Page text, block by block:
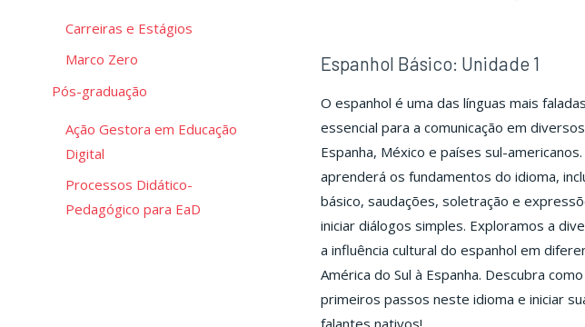
Espanhol Básico: Unidade 1
O espanhol é uma das línguas mais
essencial para a comunicação em
Espanha, México e países sul-
aprenderá os fundamentos do idioma,
básico, saudações, soletração e
iniciar diálogos simples. Exploramos a
a influência cultural do espanhol em
América do Sul à Espanha. Descubra
primeiros passos neste idioma e iniciar
falantes nativos!
Carreiras e Estágios
Marco Zero
Pós-graduação
Ação Gestora em Educação
Digital
Processos Didático-
Pedagógico para EaD